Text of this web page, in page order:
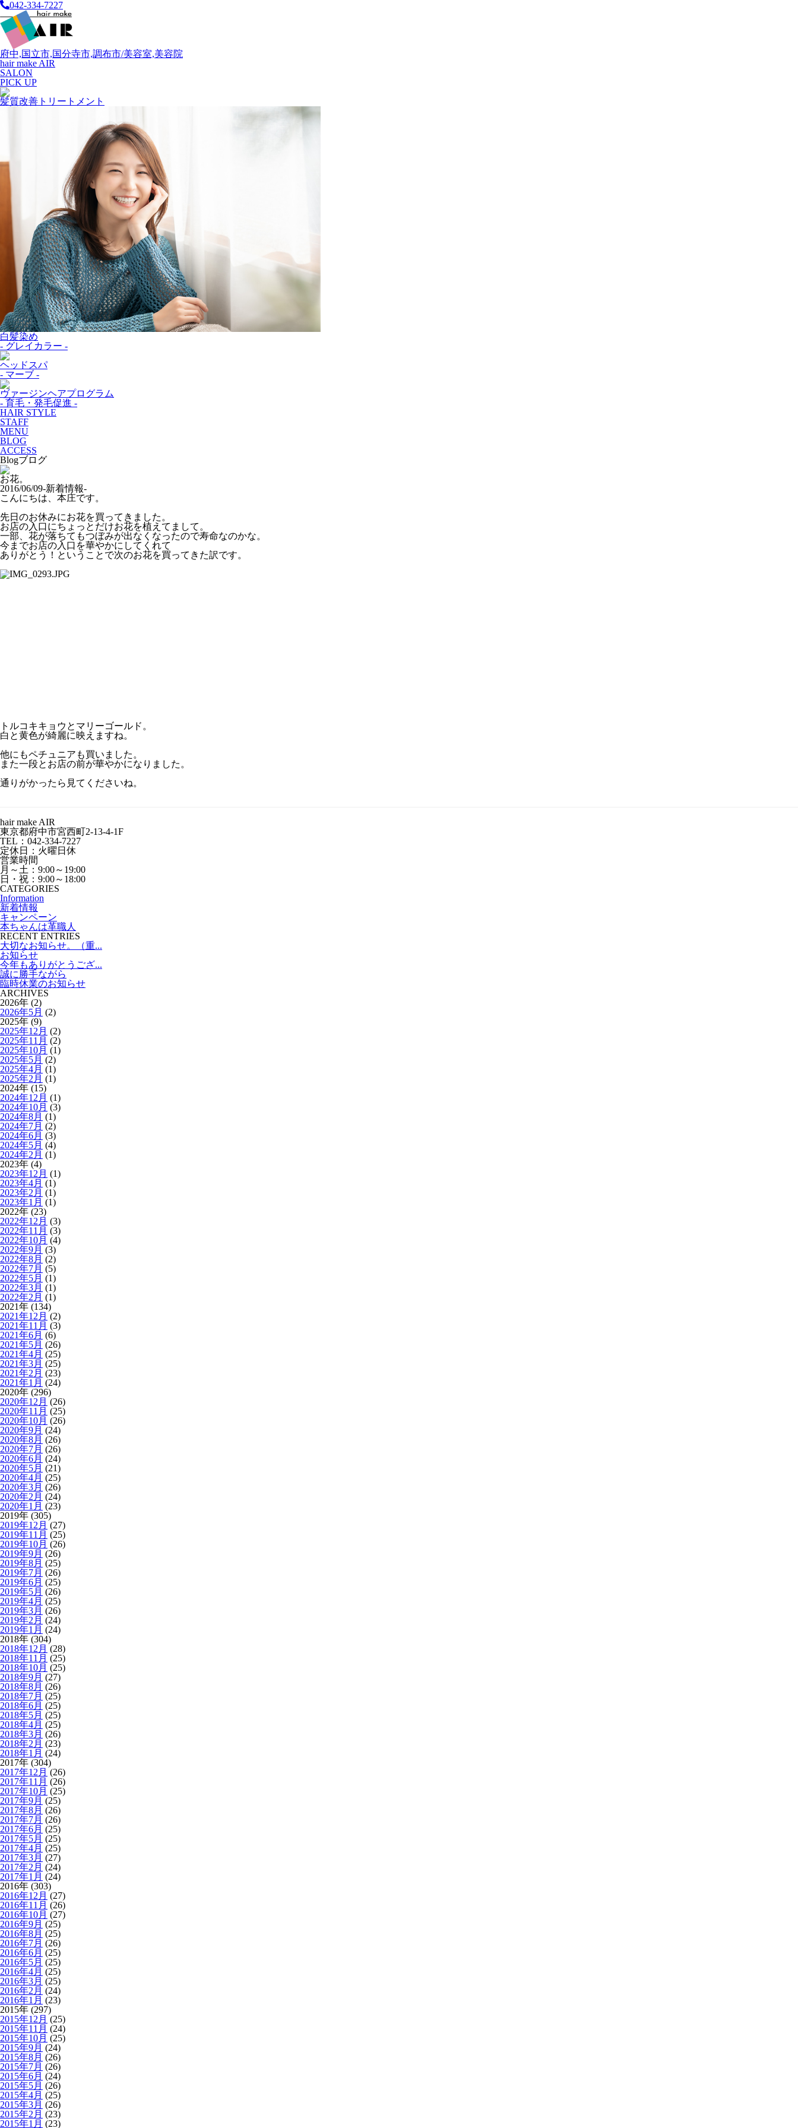
042-334-7227
府中,国立市,国分寺市,調布市/美容室,美容院
hair make AIR
SALON
PICK UP
髪質改善トリートメント
白髪染め
- グレイカラー -
ヘッドスパ
- マーブ -
ヴァージンヘアプログラム
- 育毛・発毛促進 -
HAIR STYLE
STAFF
MENU
BLOG
ACCESS
Blogブログ
お花。
2016/06/09-新着情報-
こんにちは、本庄です。
先日のお休みにお花を買ってきました。
お店の入口にちょっとだけお花を植えてまして。
一部、花が落ちてもつぼみが出なくなったので寿命なのかな。
今までお店の入口を華やかにしてくれて
ありがとう！ということで次のお花を買ってきた訳です。
トルコキキョウとマリーゴールド。
白と黄色が綺麗に映えますね。
他にもペチュニアも買いました。
また一段とお店の前が華やかになりました。
通りがかったら見てくださいね。
hair make AIR
東京都府中市宮西町2-13-4-1F
TEL：042-334-7227
定休日：火曜日休
営業時間
月～土：9:00～19:00
日・祝：9:00～18:00
CATEGORIES
Information
新着情報
キャンペーン
本ちゃんは革職人
RECENT ENTRIES
大切なお知らせ。（重...
お知らせ
今年もありがとうござ...
誠に勝手ながら
臨時休業のお知らせ
ARCHIVES
2026年 (2)
2026年5月 (2)
2025年 (9)
2025年12月 (2)
2025年11月 (2)
2025年10月 (1)
2025年5月 (2)
2025年4月 (1)
2025年2月 (1)
2024年 (15)
2024年12月 (1)
2024年10月 (3)
2024年8月 (1)
2024年7月 (2)
2024年6月 (3)
2024年5月 (4)
2024年2月 (1)
2023年 (4)
2023年12月 (1)
2023年4月 (1)
2023年2月 (1)
2023年1月 (1)
2022年 (23)
2022年12月 (3)
2022年11月 (3)
2022年10月 (4)
2022年9月 (3)
2022年8月 (2)
2022年7月 (5)
2022年5月 (1)
2022年3月 (1)
2022年2月 (1)
2021年 (134)
2021年12月 (2)
2021年11月 (3)
2021年6月 (6)
2021年5月 (26)
2021年4月 (25)
2021年3月 (25)
2021年2月 (23)
2021年1月 (24)
2020年 (296)
2020年12月 (26)
2020年11月 (25)
2020年10月 (26)
2020年9月 (24)
2020年8月 (26)
2020年7月 (26)
2020年6月 (24)
2020年5月 (21)
2020年4月 (25)
2020年3月 (26)
2020年2月 (24)
2020年1月 (23)
2019年 (305)
2019年12月 (27)
2019年11月 (25)
2019年10月 (26)
2019年9月 (26)
2019年8月 (25)
2019年7月 (26)
2019年6月 (25)
2019年5月 (26)
2019年4月 (25)
2019年3月 (26)
2019年2月 (24)
2019年1月 (24)
2018年 (304)
2018年12月 (28)
2018年11月 (25)
2018年10月 (25)
2018年9月 (27)
2018年8月 (26)
2018年7月 (25)
2018年6月 (25)
2018年5月 (25)
2018年4月 (25)
2018年3月 (26)
2018年2月 (23)
2018年1月 (24)
2017年 (304)
2017年12月 (26)
2017年11月 (26)
2017年10月 (25)
2017年9月 (25)
2017年8月 (26)
2017年7月 (26)
2017年6月 (25)
2017年5月 (25)
2017年4月 (25)
2017年3月 (27)
2017年2月 (24)
2017年1月 (24)
2016年 (303)
2016年12月 (27)
2016年11月 (26)
2016年10月 (27)
2016年9月 (25)
2016年8月 (25)
2016年7月 (26)
2016年6月 (25)
2016年5月 (25)
2016年4月 (25)
2016年3月 (25)
2016年2月 (24)
2016年1月 (23)
2015年 (297)
2015年12月 (25)
2015年11月 (24)
2015年10月 (25)
2015年9月 (24)
2015年8月 (26)
2015年7月 (26)
2015年6月 (24)
2015年5月 (26)
2015年4月 (25)
2015年3月 (26)
2015年2月 (23)
2015年1月 (23)